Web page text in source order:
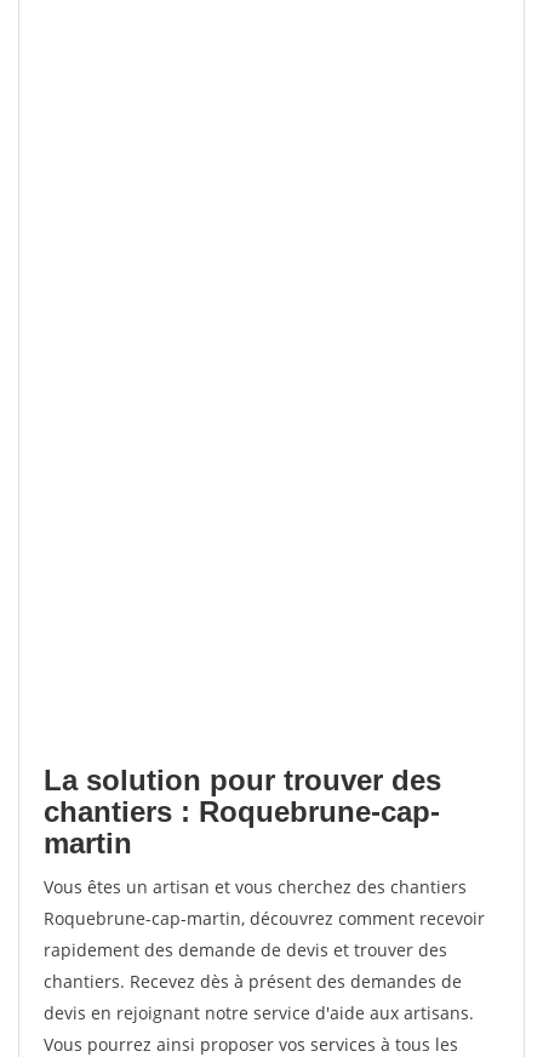
La solution pour trouver des
chantiers : Roquebrune-cap-
martin
Vous êtes un artisan et vous cherchez des chantiers
Roquebrune-cap-martin, découvrez comment recevoir
rapidement des demande de devis et trouver des
chantiers. Recevez dès à présent des demandes de
devis en rejoignant notre service d'aide aux artisans.
Vous pourrez ainsi proposer vos services à tous les